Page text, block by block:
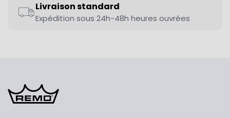
Livraison standard
Expédition sous 24h-48h heures ouvrées